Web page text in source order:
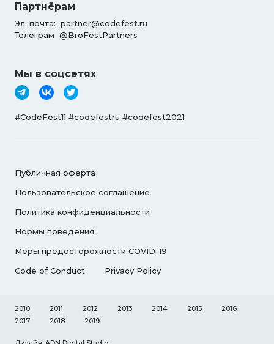
Партнёрам
Эл. почта: partner@codefest.ru
Телеграм @BroFestPartners
Мы в соцсетях
#CodeFest11 #codefestru #codefest2021
Публичная оферта
Пользовательское соглашение
Политика конфиденциальности
Нормы поведения
Меры предосторожности COVID-19
Code of Conduct
Privacy Policy
2010 2011 2012 2013 2014 2015
2016
2017
2018 2019